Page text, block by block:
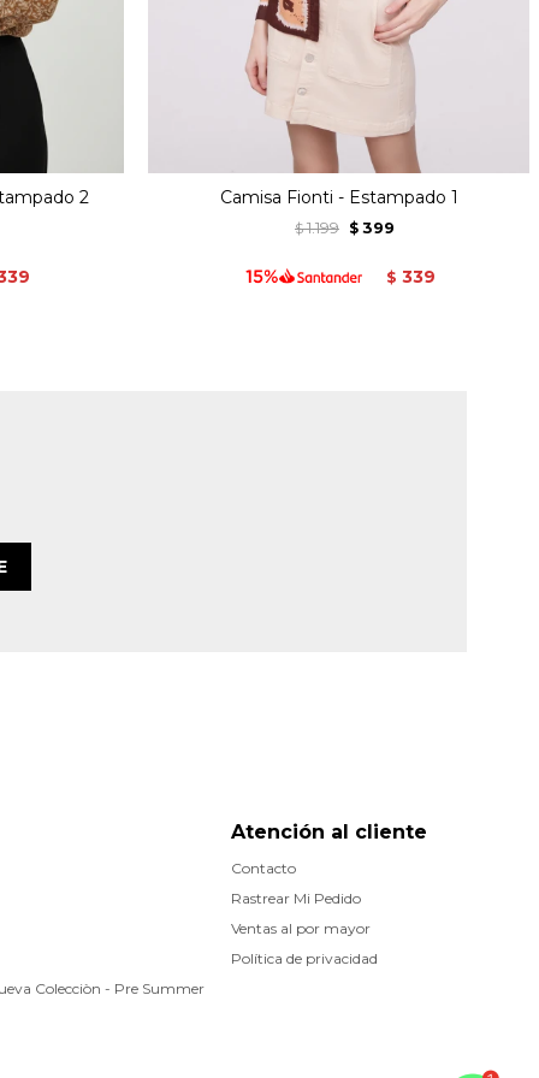
2 Camisa Fionti - Estampado 1
$ 1.199 $ 399
$ 339
Atención al cliente
Contacto
Rastrear Mi Pedido
Ventas al por mayor
Política de privacidad
Colecciòn - Pre Summer